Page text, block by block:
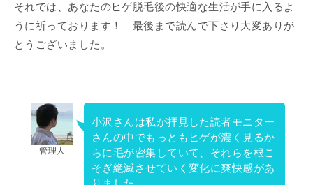
それでは、あなたのヒゲ脱毛後の快適な生活が手に入るよ
うに祈っております！ 最後まで読んで下さり大変ありが
とうございました。
管理人
小沢さんは私が拝見した読者モニター
さんの中でもっともヒゲが濃く見るか
らに毛が密集していて、それらを根こ
そぎ絶滅させていく変化に爽快感があ